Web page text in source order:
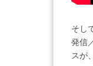
そし
発信
スが